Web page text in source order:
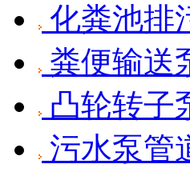
化粪池排
粪便输送
凸轮转子
污水泵管